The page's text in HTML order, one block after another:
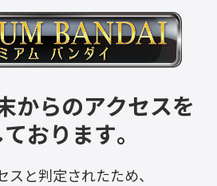
からのアクセスを
おります。
スと判定されたため、